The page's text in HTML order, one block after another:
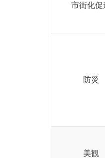
市街化促
防災
美観